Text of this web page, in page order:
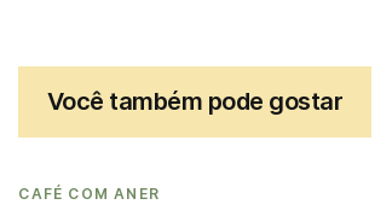
Você também pode gostar
CAFÉ COM ANER